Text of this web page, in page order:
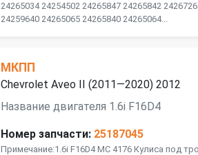
24265034 24254502 24265847 24265842
24259640 24265065 24265840 24265064...
МКПП
Chevrolet Aveo II (2011—2020) 2012
Название двигателя 1.6i F16D4
Номер запчасти: 25187045
Примечание:1.6i F16D4 MC 4176 Кулиса под